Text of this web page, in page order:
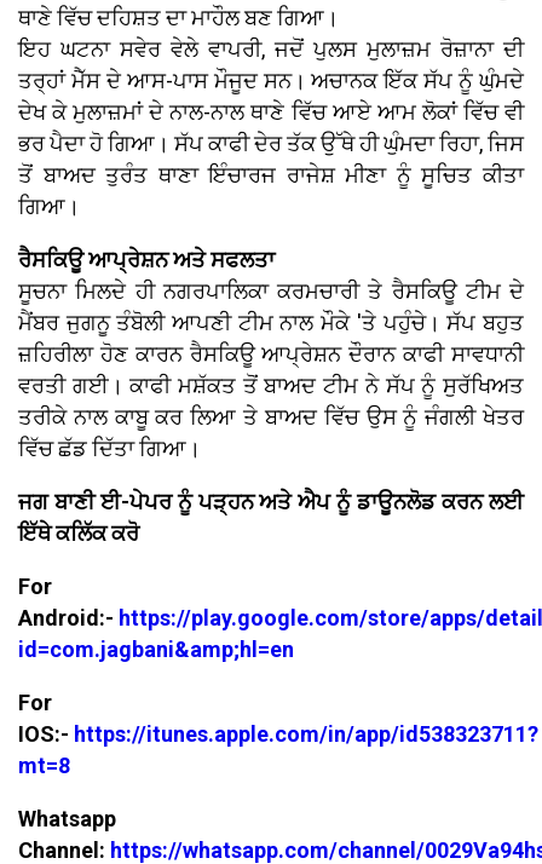
ਥਾਣੇ ਵਿੱਚ ਦਹਿਸ਼ਤ ਦਾ ਮਾਹੌਲ ਬਣ ਗਿਆ।
ਇਹ ਘਟਨਾ ਸਵੇਰ ਵੇਲੇ ਵਾਪਰੀ, ਜਦੋਂ ਪੁਲਸ ਮੁਲਾਜ਼ਮ ਰੋਜ਼ਾਨਾ ਦੀ
ਤਰ੍ਹਾਂ ਮੈੱਸ ਦੇ ਆਸ-ਪਾਸ ਮੌਜੂਦ ਸਨ। ਅਚਾਨਕ ਇੱਕ ਸੱਪ ਨੂੰ ਘੁੰਮਦੇ
ਦੇਖ ਕੇ ਮੁਲਾਜ਼ਮਾਂ ਦੇ ਨਾਲ-ਨਾਲ ਥਾਣੇ ਵਿੱਚ ਆਏ ਆਮ ਲੋਕਾਂ ਵਿੱਚ ਵੀ
ਭਰ ਪੈਦਾ ਹੋ ਗਿਆ। ਸੱਪ ਕਾਫੀ ਦੇਰ ਤੱਕ ਉੱਥੇ ਹੀ ਘੁੰਮਦਾ ਰਿਹਾ, ਜਿਸ
ਤੋਂ ਬਾਅਦ ਤੁਰੰਤ ਥਾਣਾ ਇੰਚਾਰਜ ਰਾਜੇਸ਼ ਮੀਣਾ ਨੂੰ ਸੂਚਿਤ ਕੀਤਾ
ਗਿਆ।
ਰੈਸਕਿਊ ਆਪ੍ਰੇਸ਼ਨ ਅਤੇ ਸਫਲਤਾ
ਸੂਚਨਾ ਮਿਲਦੇ ਹੀ ਨਗਰਪਾਲਿਕਾ ਕਰਮਚਾਰੀ ਤੇ ਰੈਸਕਿਊ ਟੀਮ ਦੇ
ਮੈਂਬਰ ਜੁਗਨੂ ਤੰਬੋਲੀ ਆਪਣੀ ਟੀਮ ਨਾਲ ਮੌਕੇ 'ਤੇ ਪਹੁੰਚੇ। ਸੱਪ ਬਹੁਤ
ਜ਼ਹਿਰੀਲਾ ਹੋਣ ਕਾਰਨ ਰੈਸਕਿਊ ਆਪ੍ਰੇਸ਼ਨ ਦੌਰਾਨ ਕਾਫੀ ਸਾਵਧਾਨੀ
ਵਰਤੀ ਗਈ। ਕਾਫੀ ਮਸ਼ੱਕਤ ਤੋਂ ਬਾਅਦ ਟੀਮ ਨੇ ਸੱਪ ਨੂੰ ਸੁਰੱਖਿਅਤ
ਤਰੀਕੇ ਨਾਲ ਕਾਬੂ ਕਰ ਲਿਆ ਤੇ ਬਾਅਦ ਵਿੱਚ ਉਸ ਨੂੰ ਜੰਗਲੀ ਖੇਤਰ
ਵਿੱਚ ਛੱਡ ਦਿੱਤਾ ਗਿਆ।
ਜਗ ਬਾਣੀ ਈ-ਪੇਪਰ ਨੂੰ ਪੜ੍ਹਨ ਅਤੇ ਐਪ ਨੂੰ ਡਾਊਨਲੋਡ ਕਰਨ ਲਈ
ਇੱਥੇ ਕਲਿੱਕ ਕਰੋ
For
Android:- https://play.google.com/store/apps/
id=com.jagbani&amp;hl=en
For
IOS:- https://itunes.apple.com/in/app/id538323711?
mt=8
Whatsapp
Channel: https://whatsapp.com/channel/